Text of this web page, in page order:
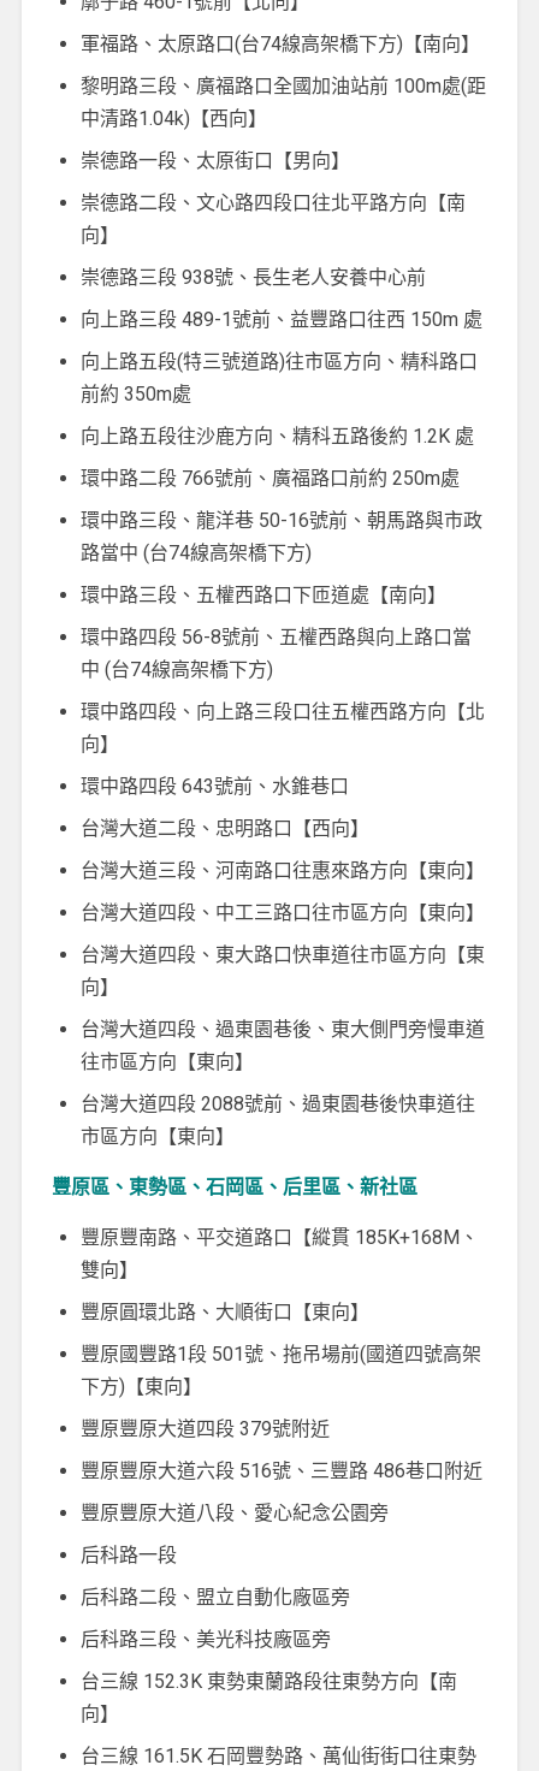
軍福路、太原路口(台74線高架橋下方)【南向】
黎明路三段、廣福路口全國加油站前 100m處(距
中清路1.04k)【西向】
崇德路一段、太原街口【男向】
崇德路二段、文心路四段口往北平路方向【南
向】
崇德路三段 938號、長生老人安養中心前
向上路三段 489-1號前、益豐路口往西 150m 處
向上路五段(特三號道路)往市區方向、精科路口
前約 350m處
向上路五段往沙鹿方向、精科五路後約 1.2K 處
環中路二段 766號前、廣福路口前約 250m處
環中路三段、龍洋巷 50-16號前、朝馬路與市政
路當中 (台74線高架橋下方)
環中路三段、五權西路口下匝道處【南向】
環中路四段 56-8號前、五權西路與向上路口當
中 (台74線高架橋下方)
環中路四段、向上路三段口往五權西路方向【北
向】
環中路四段 643號前、水錐巷口
台灣大道二段、忠明路口【西向】
台灣大道三段、河南路口往惠來路方向【東向】
台灣大道四段、中工三路口往市區方向【東向】
台灣大道四段、東大路口快車道往市區方向【東
向】
台灣大道四段、過東園巷後、東大側門旁慢車道
往市區方向【東向】
台灣大道四段 2088號前、過東園巷後快車道往
市區方向【東向】
豐原區、東勢區、石岡區、后里區、新社區
豐原豐南路、平交道路口【縱貫 185K+168M、
雙向】
豐原圓環北路、大順街口【東向】
豐原國豐路1段 501號、拖吊場前(國道四號高架
下方)【東向】
豐原豐原大道四段 379號附近
豐原豐原大道六段 516號、三豐路 486巷口附近
豐原豐原大道八段、愛心紀念公園旁
后科路一段
后科路二段、盟立自動化廠區旁
后科路三段、美光科技廠區旁
台三線 152.3K 東勢東蘭路段往東勢方向【南
向】
台三線 161.5K 石岡豐勢路、萬仙街街口往東勢